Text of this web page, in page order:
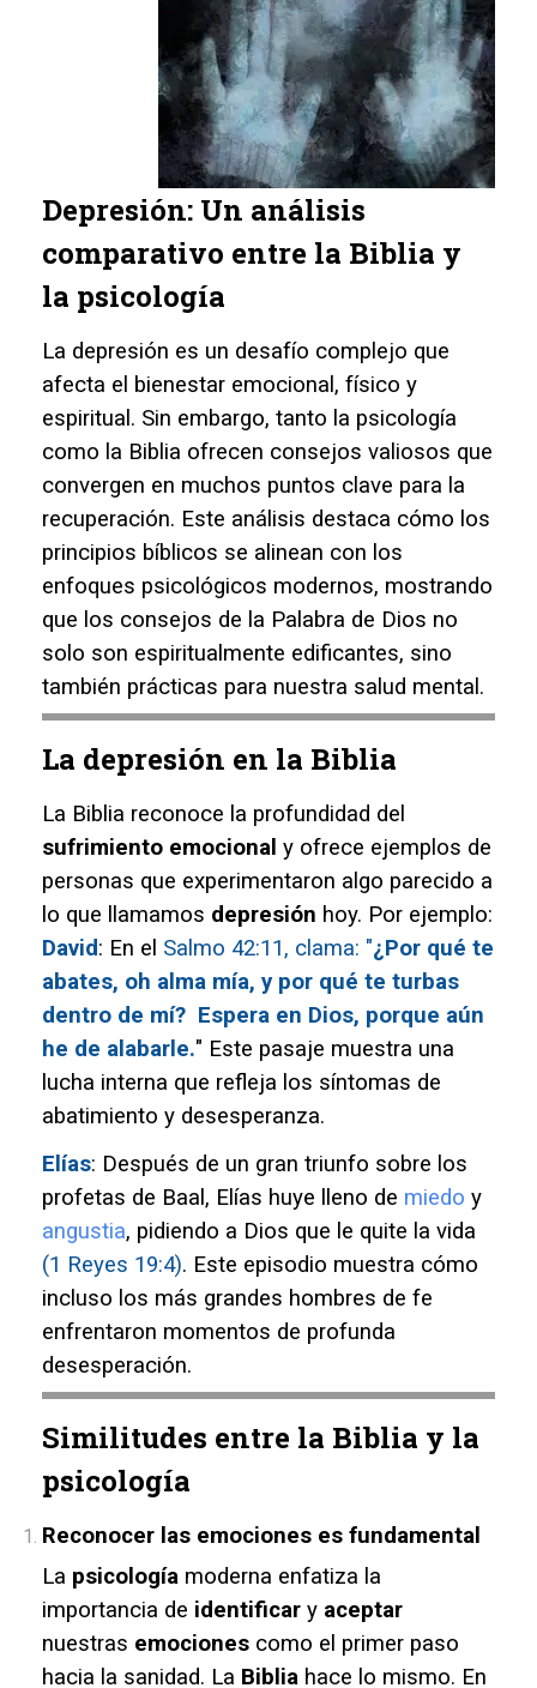
Depresión: Un análisis
comparativo entre la Biblia y
la psicología
La depresión es un desafío complejo que
afecta el bienestar emocional, físico y
espiritual. Sin embargo, tanto la psicología
como la Biblia ofrecen consejos valiosos que
convergen en muchos puntos clave para la
recuperación. Este análisis destaca cómo los
principios bíblicos se alinean con los
enfoques psicológicos modernos, mostrando
que los consejos de la Palabra de Dios no
solo son espiritualmente edificantes, sino
también prácticas para nuestra salud mental.
La depresión en la Biblia
La Biblia reconoce la profundidad del
sufrimiento emocional y ofrece ejemplos de
personas que experimentaron algo parecido a
lo que llamamos depresión hoy. Por ejemplo:
David: En el Salmo 42:11, clama: "¿Por qué te
abates, oh alma mía, y por qué te turbas
dentro de mí? Espera en Dios, porque aún
he de alabarle." Este pasaje muestra una
lucha interna que refleja los síntomas de
abatimiento y desesperanza.
Elías: Después de un gran triunfo sobre los
profetas de Baal, Elías huye lleno de miedo y
angustia, pidiendo a Dios que le quite la vida
(1 Reyes 19:4). Este episodio muestra cómo
incluso los más grandes hombres de fe
enfrentaron momentos de profunda
desesperación.
Similitudes entre la Biblia y la
psicología
Reconocer las emociones es fundamental
La psicología moderna enfatiza la
importancia de identificar y aceptar
nuestras emociones como el primer paso
hacia la sanidad. La Biblia hace lo mismo. En